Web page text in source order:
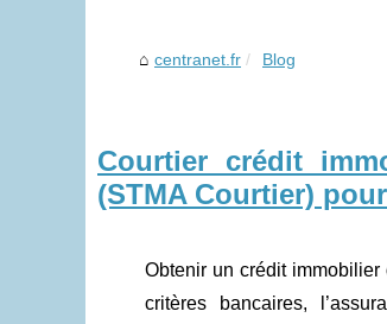
centranet.fr Blog
Courtier crédit
(STMA Courtier)
Obtenir un crédit immobilier
critères bancaires,